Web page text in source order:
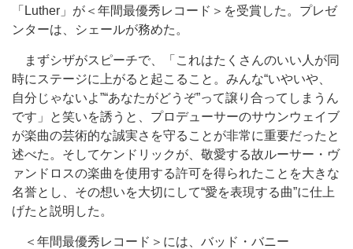
「Luther」が＜年間最優秀レコード＞を受賞した。プレゼ
ンターは、シェールが務めた。
まずシザがスピーチで、「これはたくさんのいい人が同
時にステージに上がると起こること。みんな“いやいや、
自分じゃないよ”“あなたがどうぞ”って譲り合ってしまうん
です」と笑いを誘うと、プロデューサーのサウンウェイブ
が楽曲の芸術的な誠実さを守ることが非常に重要だったと
述べた。そしてケンドリックが、敬愛する故ルーサー・ヴ
ァンドロスの楽曲を使用する許可を得られたことを大きな
名誉とし、その想いを大切にして“愛を表現する曲”に仕上
げたと説明した。
＜年間最優秀レコード＞には、バッド・バニー